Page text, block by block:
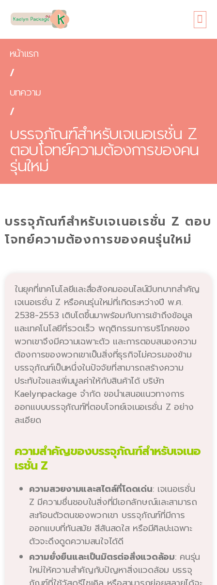
หน้าแรก
/
บทความ
/
บรรจุภัณฑ์สำหรับเจเนอเรชั่น Z
ตอบโจทย์ความต้องการของคน
รุ่นใหม่
บรรจุภัณฑ์สำหรับเจเนอเรชั่น Z ตอบ
โจทย์ความต้องการของคนรุ่นใหม่
ในยุคที่เทคโนโลยีและสื่อสังคมออนไลน์มีบทบาทสำคัญ
เจเนอเรชั่น Z หรือคนรุ่นใหม่ที่เกิดระหว่างปี พ.ศ.
2538-2553 เติบโตขึ้นมาพร้อมกับการเข้าถึงข้อมูล
และเทคโนโลยีที่รวดเร็ว พฤติกรรมการบริโภคของ
พวกเขาจึงมีความเฉพาะตัว และการตอบสนองความ
ต้องการของพวกเขาเป็นสิ่งที่ธุรกิจไม่ควรมองข้าม
บรรจุภัณฑ์เป็นหนึ่งในปัจจัยที่สามารถสร้างความ
ประทับใจและเพิ่มมูลค่าให้กับสินค้าได้ บริษัท
Kaelynpackage จำกัด ขอนำเสนอแนวทางการ
ออกแบบบรรจุภัณฑ์ที่ตอบโจทย์เจเนอเรชั่น Z อย่าง
ละเอียด
ความสำคัญของบรรจุภัณฑ์สำหรับเจเนอ
เรชั่น Z
ความสวยงามและสไตล์ที่โดดเด่น: เจเนอเรชั่น
Z มีความชื่นชอบในสิ่งที่มีเอกลักษณ์และสามารถ
สะท้อนตัวตนของพวกเขา บรรจุภัณฑ์ที่มีการ
ออกแบบที่ทันสมัย สีสันสดใส หรือมีศิลปะเฉพาะ
ตัวจะดึงดูดความสนใจได้ดี
ความยั่งยืนและเป็นมิตรต่อสิ่งแวดล้อม: คนรุ่น
ใหม่ให้ความสำคัญกับปัญหาสิ่งแวดล้อม บรรจุ